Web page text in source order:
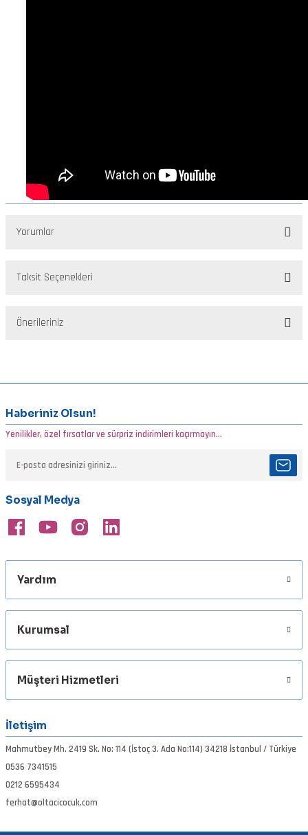
Yorumlar
Taksit Seçenekleri
Önerileriniz
Ürün resmi kalitesiz, bozuk veya görüntülenemiyor.
Ürün açıklamasında eksik bilgiler bulunuyor.
Ürün fiyatı diğer sitelerden daha pahalı.
Bu ürüne benzer farklı alternatifler olmalı.
Gönder
Haberiniz Olsun!
Yenilikler, özel fırsatlar ve sürpriz indirimleri kaçırmayın...
Sosyal Medya
Yardım
Kurumsal
Müşteri Hizmetleri
İletişim
Mahmutbey Mh. 2419 Sk. No: 114 (İstoç 3. Ada No:114) 34218 İstanbul / Türkiye
0536 7341515
0212 6595434
ferhat@oltacicocuk.com